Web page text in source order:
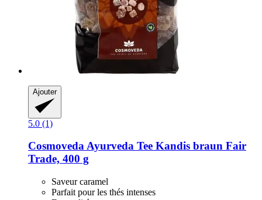
Ajouter
5.0 (1)
CosmovedaAyurveda Tee Kandis braun Fair
Trade, 400 g
Saveur caramel
Parfait pour les thés intenses